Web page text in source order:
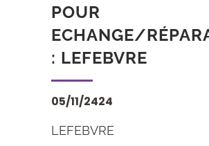
POUR
ECHANGE/
: LEFEBVRE
05/11/2424
LEFEBVRE